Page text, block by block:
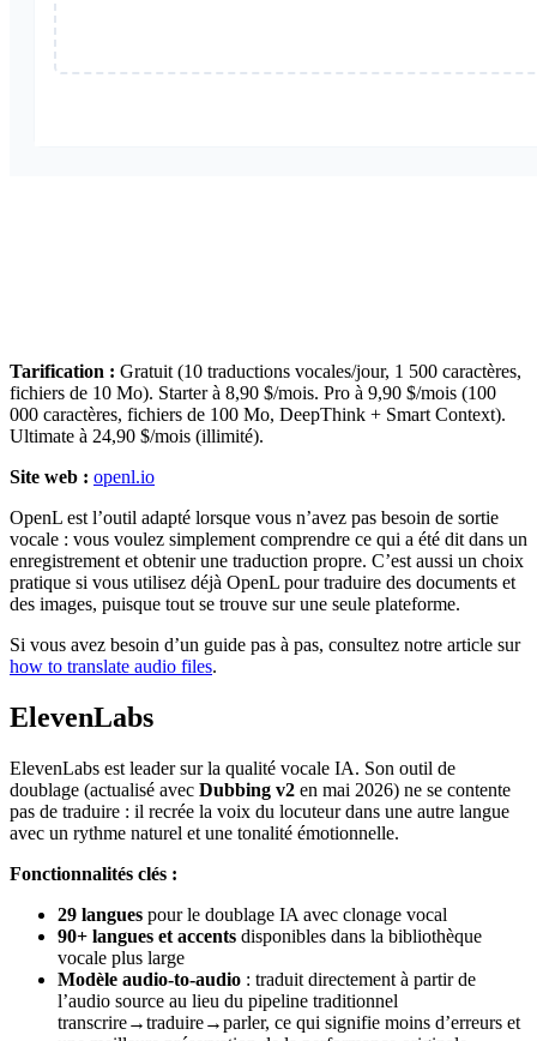
Tarification : Gratuit (10 traductions vocales/jour, 1 500 caractères,
fichiers de 10 Mo). Starter à 8,90 $/mois. Pro à 9,90 $/mois (100
000 caractères, fichiers de 100 Mo, DeepThink + Smart Context).
Ultimate à 24,90 $/mois (illimité).
Site web : openl.io
OpenL est l’outil adapté lorsque vous n’avez pas besoin de sortie
vocale : vous voulez simplement comprendre ce qui a été dit dans un
enregistrement et obtenir une traduction propre. C’est aussi un choix
pratique si vous utilisez déjà OpenL pour traduire des documents et
des images, puisque tout se trouve sur une seule plateforme.
Si vous avez besoin d’un guide pas à pas, consultez notre article sur
how to translate audio files.
ElevenLabs
ElevenLabs est leader sur la qualité vocale IA. Son outil de
doublage (actualisé avec Dubbing v2 en mai 2026) ne se contente
pas de traduire : il recrée la voix du locuteur dans une autre langue
avec un rythme naturel et une tonalité émotionnelle.
Fonctionnalités clés :
29 langues pour le doublage IA avec clonage vocal
90+ langues et accents disponibles dans la bibliothèque
vocale plus large
Modèle audio-to-audio : traduit directement à partir de
l’audio source au lieu du pipeline traditionnel
transcrire→traduire→parler, ce qui signifie moins d’erreurs et